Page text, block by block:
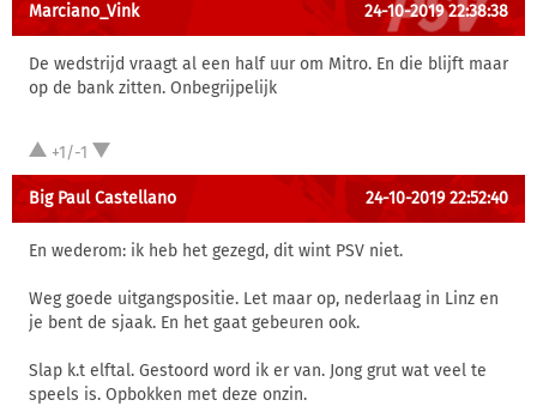
Marciano_Vink 24-10-2019 22:38:38
De wedstrijd vraagt al een half uur om Mitro. En die blijft maar
op de bank zitten. Onbegrijpelijk
+1/-1
Big Paul Castellano 24-10-2019 22:52:40
En wederom: ik heb het gezegd, dit wint PSV niet.
Weg goede uitgangspositie. Let maar op, nederlaag in Linz en
je bent de sjaak. En het gaat gebeuren ook.
Slap k.t elftal. Gestoord word ik er van. Jong grut wat veel te
speels is. Opbokken met deze onzin.